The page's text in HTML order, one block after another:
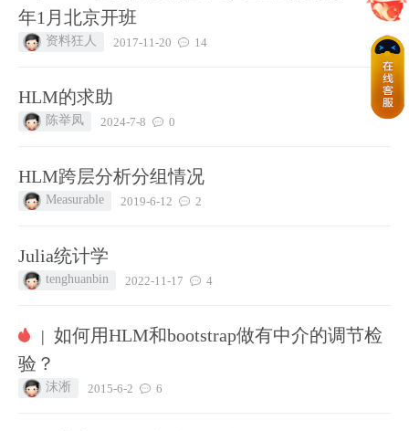
年1月北京开班
资料狂人 2017-11-20 14
HLM的求助
陈举凤 2024-7-8 0
HLM跨层分析分组情况
Measurable 2019-6-12 2
Julia统计学
tenghuanbin 2022-11-17 4
| 如何用HLM和bootstrap做有中介的调节检
验？
沫淅 2015-6-2 6